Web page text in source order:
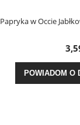
Papryka w Occie
POWIADOM O